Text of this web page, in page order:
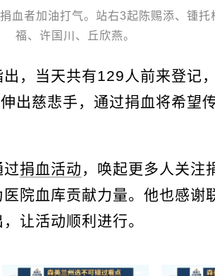
血者加油打气。站右3起陈赐添、锺托
福、许国川、丘欣燕。
出，当天共有129人前来登记
出慈悲手，通过捐血将希望
过捐血活动 ，唤起更多人关注
院血库贡献力量。他也感谢
让活动顺利进行。